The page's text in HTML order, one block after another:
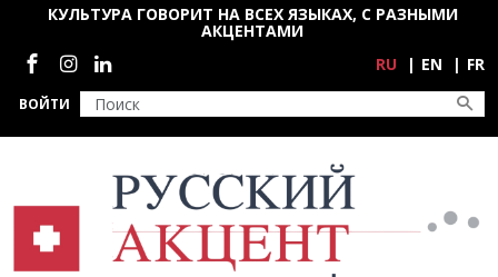
Перейти к основному содержанию
ВОЙТИ
КУЛЬТУРА ГОВОРИТ НА ВСЕХ ЯЗЫКАХ, С РАЗНЫМИ
АКЦЕНТАМИ
Социальные сети
RU EN FR